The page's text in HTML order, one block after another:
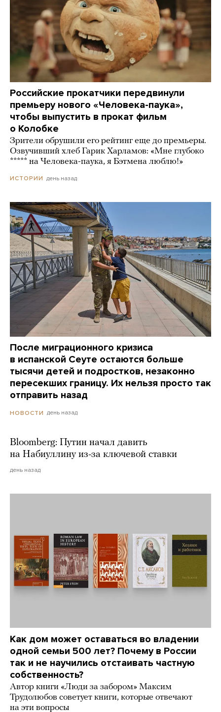
Российские прокатчики передвинули
премьеру нового «Человека-паука»,
чтобы выпустить в прокат фильм
о Колобке
Зрители обрушили его рейтинг еще до премьеры.
Озвучивший хлеб Гарик Харламов: «Мне глубоко
***** на Человека-паука, я Бэтмена люблю!»
ИСТОРИИ день назад
После миграционного кризиса
в испанской Сеуте остаются больше
тысячи детей и подростков, незаконно
пересекших границу. Их нельзя просто так
отправить назад
НОВОСТИ день назад
Bloomberg: Путин начал давить
на Набиуллину из-за ключевой ставки
день назад
Как дом может оставаться во владении
одной семьи 500 лет? Почему в России
так и не научились отстаивать частную
собственность?
Автор книги «Люди за забором» Максим
Трудолюбов советует книги, которые отвечают
на эти вопросы